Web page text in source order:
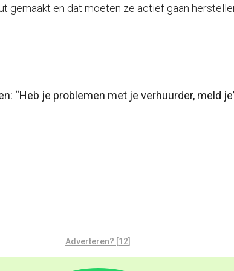
gemaakt en dat moeten ze actief gaan
“Heb je problemen met je verhuurder, meld
Adverteren? [12]